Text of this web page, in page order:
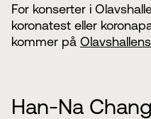
For konserter i
koronatest eller
kommer på
Han-Na Chang